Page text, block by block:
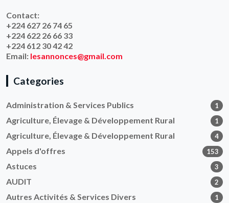
Contact:
+224 627 26 74 65
+224 622 26 66 33
+224 612 30 42 42
Email: lesannonces@gmail.com
Categories
Administration & Services Publics 1
Agriculture, Élevage & Développement Rural 1
Agriculture, Élevage & Développement Rural 4
Appels d'offres 153
Astuces 3
AUDIT 2
Autres Activités & Services Divers 1